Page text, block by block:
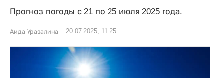
Прогноз погоды с 21 по 25 июля 2025 года.
Аида Уразалина 20.07.2025, 11:25